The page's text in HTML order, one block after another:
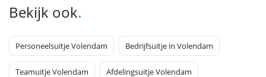
Bekijk ook.
Personeelsuitje Volendam Bedrijfsuitje in Volendam
Teamuitje Volendam Afdelingsuitje Volendam